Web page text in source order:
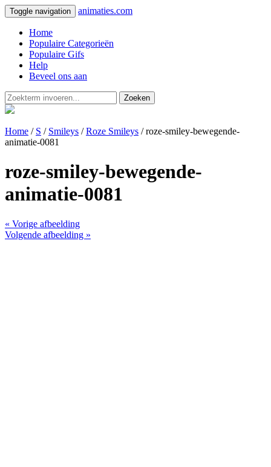
Toggle navigation animaties.com
Home
Populaire Categorieën
Populaire Gifs
Help
Beveel ons aan
Zoeken
Home / S / Smileys /Roze Smileys / roze-smiley-bewegende-
animatie-0081
roze-smiley-bewegende-
animatie-0081
« Vorige afbeelding
Volgende afbeelding »